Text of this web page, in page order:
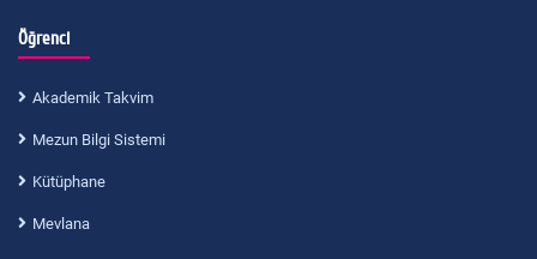
Öğrenci
Akademik Takvim
Mezun Bilgi Sistemi
Kütüphane
Mevlana